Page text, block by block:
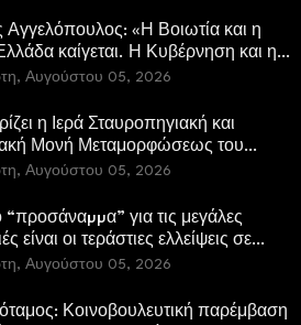
Αγγελόπουλος: «Η Βοιωτία και η
καίγεται. Η Κυβέρνηση και η
Αρχή αυτοθαυμάζονται.»
Αυγούστου 05, 2026
η Ιερά Σταυροπηγιακή και
Μονή Μεταμορφώσεως του
Καμενων Βουρλων (Μονή Αγιάς ή
Αυγούστου 05, 2026
για τις μεγάλες
είναι οι τεράστιες ελλείψεις σε
προσωπικό στην Πυροσβεστική και
Αυγούστου 05, 2026
Κοινοβουλευτική παρέμβαση